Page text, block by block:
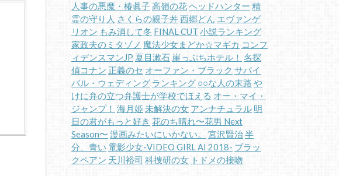
人事の悪魔・椿眞子高嶺の花ヘッドハンター 精
霊の守り人 さくらの親子丼西郷どん エヴァンゲ
リオン もみ消して冬 FINAL CUT 小説ランキング
家政夫のミタゾノ 魔法少女まどか☆マギカ コンフ
ィデンスマンJP 夏目漱石 崖っぷちホテル！ 名探
偵コナン 正義のセ オーファン・ブラック サバイ
バル・ウェディング ランキング ○○な人の末路 や
けに弁の立つ弁護士が学校でほえる オー・マイ・
ジャンプ！ 海月姫 未解決の女 アンナチュラル 明
日の君がもっと好き 花のち晴れ〜花男 Next
Season〜 漫画みたいにいかない。 宮沢賢治半
分、青い 電影少女-VIDEO GIRL AI 2018- ブラッ
クペアン 天川裕司 科捜研の女 トドメの接吻